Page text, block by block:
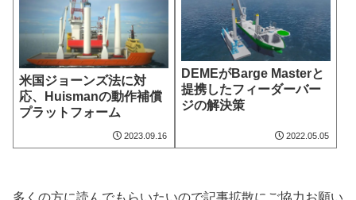
米国ジョーンズ法に対
応、Huismanの動作補償
プラットフォーム
2023.09.16
DEMEがBarge Masterと
提携したフィーダーバー
ジの解決策
2022.05.05